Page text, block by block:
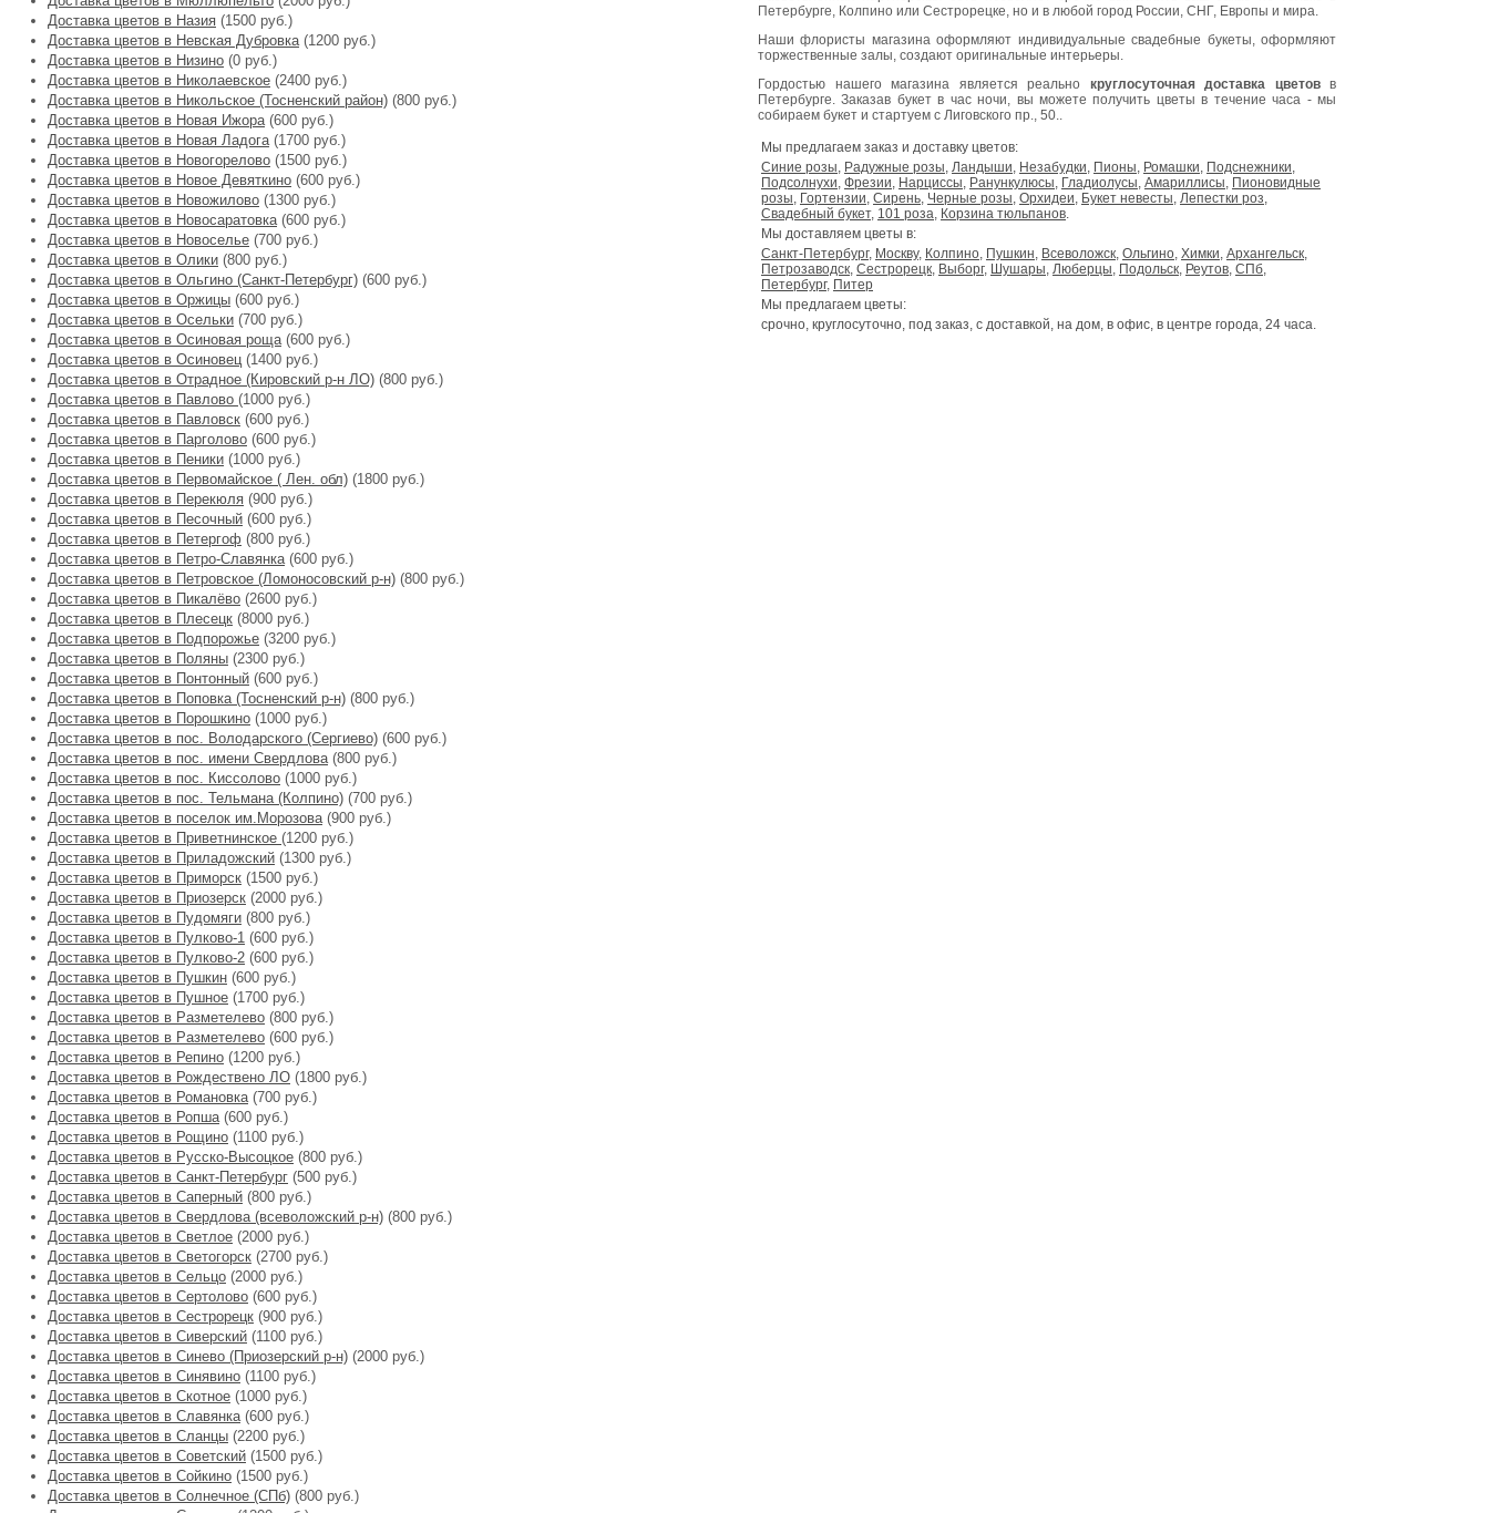
Доставка цветов в Назия (1500 руб.)
Доставка цветов в Невская Дубровка(1200 руб.)
Доставка цветов в Низино (0 руб.)
Доставка цветов в Николаевское (2400 руб.)
Доставка цветов в Никольское (Тосненский район) (800 руб.)
Доставка цветов в Новая Ижора(600 руб.)
Доставка цветов в Новая Ладога(1700 руб.)
Доставка цветов в Новогорелово (1500 руб.)
Доставка цветов в Новое Девяткино (600 руб.)
Доставка цветов в Новожилово (1300 руб.)
Доставка цветов в Новосаратовка(600 руб.)
Доставка цветов в Новоселье (700 руб.)
Доставка цветов в Олики (800 руб.)
Доставка цветов в Ольгино (Санкт-Петербург) (600 руб.)
Доставка цветов в Оржицы (600 руб.)
Доставка цветов в Осельки (700 руб.)
Доставка цветов в Осиновая роща(600 руб.)
Доставка цветов в Осиновец (1400 руб.)
Доставка цветов в Отрадное (Кировский р-н ЛО) (800 руб.)
Доставка цветов в Павлово (1000 руб.)
Доставка цветов в Павловск (600 руб.)
Доставка цветов в Парголово (600 руб.)
Доставка цветов в Пеники (1000 руб.)
Доставка цветов в Первомайское ( Лен. обл) (1800 руб.)
Доставка цветов в Перекюля (900 руб.)
Доставка цветов в Песочный (600 руб.)
Доставка цветов в Петергоф (800 руб.)
Доставка цветов в Петро-Славянка(600 руб.)
Доставка цветов в Петровское (Ломоносовский р-н) (800 руб.)
Доставка цветов в Пикалёво (2600 руб.)
Доставка цветов в Плесецк (8000 руб.)
Доставка цветов в Подпорожье (3200 руб.)
Доставка цветов в Поляны (2300 руб.)
Доставка цветов в Понтонный (600 руб.)
Доставка цветов в Поповка (Тосненский р-н) (800 руб.)
Доставка цветов в Порошкино (1000 руб.)
Доставка цветов в пос. Володарского (Сергиево) (600 руб.)
Доставка цветов в пос. имени Свердлова(800 руб.)
Доставка цветов в пос. Киссолово (1000 руб.)
Доставка цветов в пос. Тельмана (Колпино) (700 руб.)
Доставка цветов в поселок им.Морозова(900 руб.)
Доставка цветов в Приветнинское (1200 руб.)
Доставка цветов в Приладожский (1300 руб.)
Доставка цветов в Приморск (1500 руб.)
Доставка цветов в Приозерск (2000 руб.)
Доставка цветов в Пудомяги (800 руб.)
Доставка цветов в Пулково-1 (600 руб.)
Доставка цветов в Пулково-2 (600 руб.)
Доставка цветов в Пушкин (600 руб.)
Доставка цветов в Пушное (1700 руб.)
Доставка цветов в Разметелево (800 руб.)
Доставка цветов в Разметелево (600 руб.)
Доставка цветов в Репино (1200 руб.)
Доставка цветов в Рождествено ЛО (1800 руб.)
Доставка цветов в Романовка(700 руб.)
Доставка цветов в Ропша(600 руб.)
Доставка цветов в Рощино (1100 руб.)
Доставка цветов в Русско-Высоцкое (800 руб.)
Доставка цветов в Санкт-Петербург (500 руб.)
Доставка цветов в Саперный (800 руб.)
Доставка цветов в Свердлова (всеволожский р-н) (800 руб.)
Доставка цветов в Светлое (2000 руб.)
Доставка цветов в Светогорск (2700 руб.)
Доставка цветов в Сельцо (2000 руб.)
Доставка цветов в Сертолово (600 руб.)
Доставка цветов в Сестрорецк (900 руб.)
Доставка цветов в Сиверский (1100 руб.)
Доставка цветов в Синево (Приозерский р-н) (2000 руб.)
Доставка цветов в Синявино (1100 руб.)
Доставка цветов в Скотное (1000 руб.)
Доставка цветов в Славянка(600 руб.)
Доставка цветов в Сланцы (2200 руб.)
Доставка цветов в Советский (1500 руб.)
Доставка цветов в Сойкино (1500 руб.)
Доставка цветов в Солнечное (СПб) (800 руб.)
Петербурге, Колпино или Сестрорецке, но и в любой город России, СНГ, Европы и мира.
Наши флористы магазина оформляют индивидуальные свадебные букеты, оформляют
торжественные залы, создают оригинальные интерьеры.
Гордостью нашего магазина является реально круглосуточная доставка цветовв
Петербурге. Заказав букет в час ночи, вы можете получить цветы в течение часа - мы
собираем букет и стартуем с Лиговского пр., 50..
Мы предлагаем заказ и доставку цветов:
Синие розы, Радужные розы, Ландыши, Незабудки, Пионы, Ромашки, Подснежники,
Подсолнухи, Фрезии, Нарциссы, Ранункулюсы, Гладиолусы, Амариллисы, Пионовидные
розы, Гортензии, Сирень, Черные розы, Орхидеи, Букет невесты, Лепестки роз,
Свадебный букет, 101 роза, Корзина тюльпанов.
Мы доставляем цветы в:
Санкт-Петербург, Москву, Колпино, Пушкин, Всеволожск, Ольгино, Химки, Архангельск,
Петрозаводск, Сестрорецк, Выборг, Шушары, Люберцы, Подольск, Реутов, СПб,
Петербург, Питер
Мы предлагаем цветы:
срочно, круглосуточно, под заказ, с доставкой, на дом, в офис, в центре города, 24 часа.